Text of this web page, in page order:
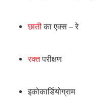
छातीका एक्स – रे
रक्तपरीक्षण
इकोकार्डियोग्राम